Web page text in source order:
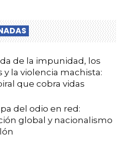
de la impunidad, los
y la violencia machista:
que cobra vidas
del odio en red:
global y nacionalismo